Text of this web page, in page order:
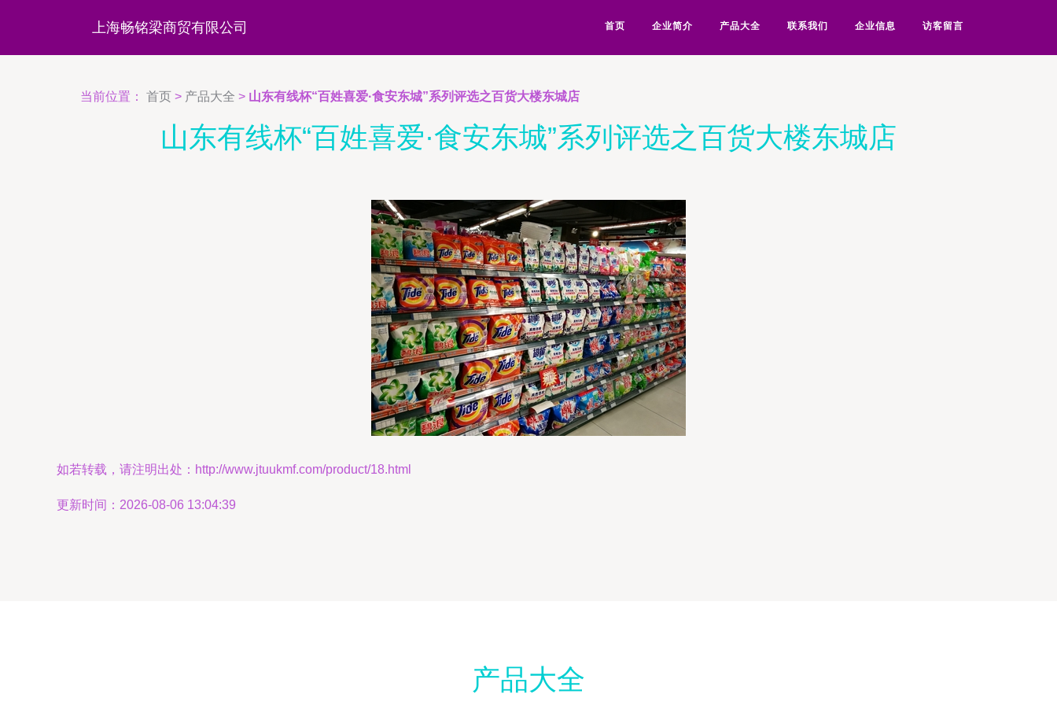
上海畅铭梁商贸有限公司 首页 企业简介 产品大全 联系我们 企业信息 访客留言
当前位置： 首页 > 产品大全 > 山东有线杯“百姓喜爱·食安东城”系列评选之百货大楼东城店
山东有线杯“百姓喜爱·食安东城”系列评选之百货大楼东城店
如若转载，请注明出处：http://www.jtuukmf.com/product/18.html
更新时间：2026-08-06 13:04:39
产品大全